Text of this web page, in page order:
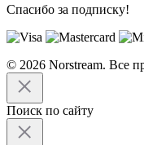
Спасибо за подписку!
© 2026 Norstream. Все
Поиск по сайту